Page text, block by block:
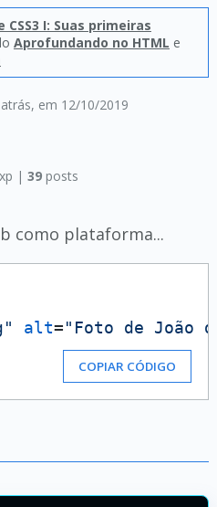
, em 12/10/2019
CSS3 I: Suas primeiras
Aprofundando no HTML e
xp |39 posts
como plataforma...
alt="Foto de João
COPIAR CÓDIGO